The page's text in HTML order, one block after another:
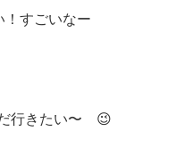
！すごいなー
行きたい〜 😉